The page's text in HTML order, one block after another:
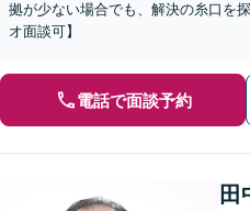
拠が少ない場合でも、解決の糸口を
オ面談可】
電話で面談予約
田